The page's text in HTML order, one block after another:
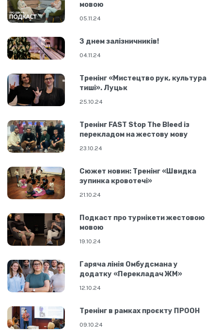
мовою
05.11.24
З днем залізничників!
04.11.24
Тренінг «Мистецтво рук, культура
тиші». Луцьк
25.10.24
Тренінг FAST Stop The Bleed із
перекладом на жестову мову
23.10.24
Сюжет новин: Тренінг «Швидка
зупинка кровотечі»
21.10.24
Подкаст про турнікети жестовою
мовою
19.10.24
Гаряча лінія Омбудсмана у
додатку «Перекладач ЖМ»
12.10.24
Тренінг в рамках проєкту ПРООН
09.10.24